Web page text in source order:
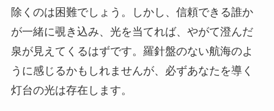
除くのは困難でしょう。しかし、信頼できる誰か
が一緒に覗き込み、光を当てれば、やがて澄んだ
泉が見えてくるはずです。羅針盤のない航海のよ
うに感じるかもしれませんが、必ずあなたを導く
灯台の光は存在します。